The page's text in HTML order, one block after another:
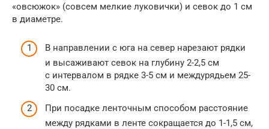
«овсюжок» (совсем мелкие луковички) и севок до 1 см
в диаметре.
В направлении с юга на север нарезают рядки
и высаживают севок на глубину 2-2,5 см
с интервалом в рядке 3-5 см и междурядьем 25-
30 см.
При посадке ленточным способом расстояние
между рядками в ленте сокращается до 1-1,5 см,